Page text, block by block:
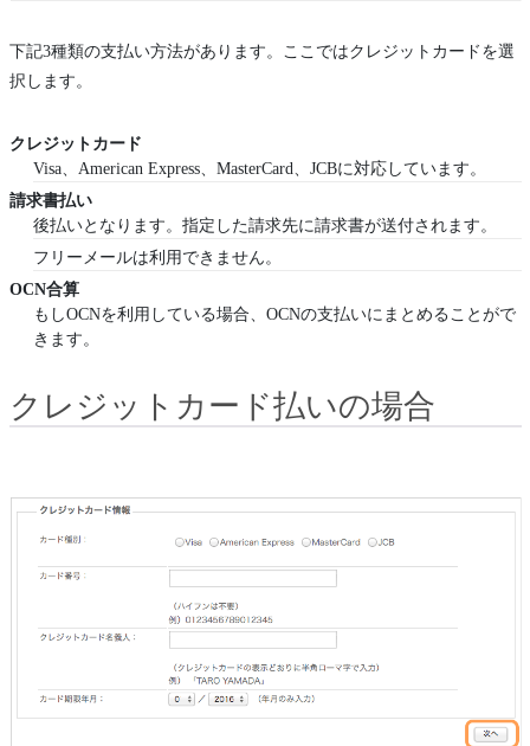
下記3種類の支払い方法があります。ここではクレジットカードを選
択します。
クレジットカード
Visa、American Express、MasterCard、JCBに対応しています。
請求書払い
後払いとなります。指定した請求先に請求書が送付されます。
フリーメールは利用できません。
OCN合算
もしOCNを利用している場合、OCNの支払いにまとめることがで
きます。
クレジットカード払いの場合